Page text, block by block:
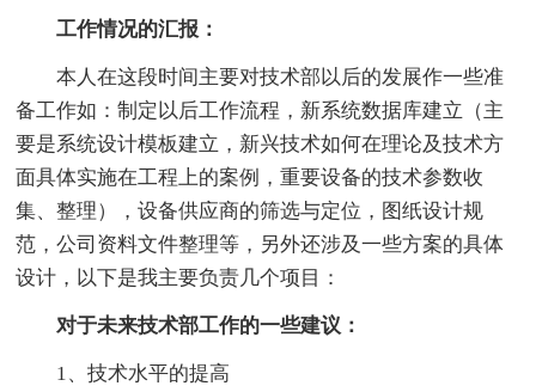
工作情况的汇报：
本人在这段时间主要对技术部以后的发展作一些准
备工作如：制定以后工作流程，新系统数据库建立（主
要是系统设计模板建立，新兴技术如何在理论及技术方
面具体实施在工程上的案例，重要设备的技术参数收
集、整理），设备供应商的筛选与定位，图纸设计规
范，公司资料文件整理等，另外还涉及一些方案的具体
设计，以下是我主要负责几个项目：
对于未来技术部工作的一些建议：
1、技术水平的提高